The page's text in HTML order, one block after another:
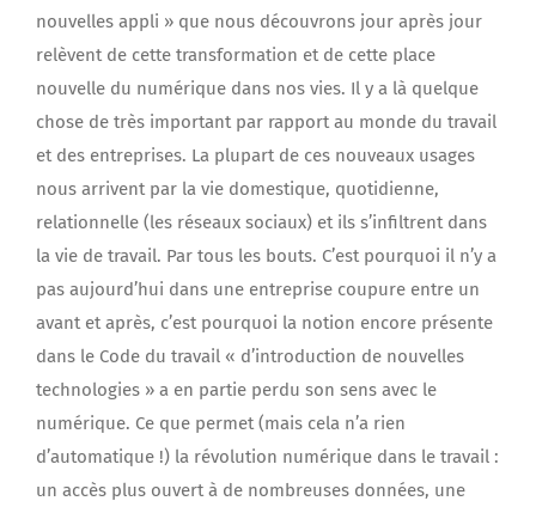
nouvelles appli » que nous découvrons jour après jour
relèvent de cette transformation et de cette place
nouvelle du numérique dans nos vies. Il y a là quelque
chose de très important par rapport au monde du travail
et des entreprises. La plupart de ces nouveaux usages
nous arrivent par la vie domestique, quotidienne,
relationnelle (les réseaux sociaux) et ils s’infiltrent dans
la vie de travail. Par tous les bouts. C’est pourquoi il n’y a
pas aujourd’hui dans une entreprise coupure entre un
avant et après, c’est pourquoi la notion encore présente
dans le Code du travail « d’introduction de nouvelles
technologies » a en partie perdu son sens avec le
numérique. Ce que permet (mais cela n’a rien
d’automatique !) la révolution numérique dans le travail :
un accès plus ouvert à de nombreuses données, une